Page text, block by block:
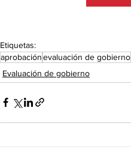
Etiquetas:
aprobaciónevaluación de gobierno
Evaluación de gobierno